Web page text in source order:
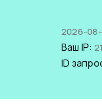
2026-
Ваш IP:
ID